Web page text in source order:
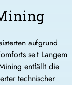
aufgrund
seit Langem
entfällt die
technischer